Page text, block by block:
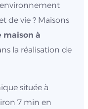
environnement
de vie ? Maisons
maison à
la réalisation de
située à
7 min en